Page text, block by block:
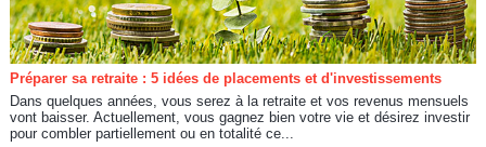
Préparer sa retraite : 5 idées de placements et d'investissements
Dans quelques années, vous serez à la retraite et vos revenus mensuels
vont baisser. Actuellement, vous gagnez bien votre vie et désirez investir
pour combler partiellement ou en totalité ce...